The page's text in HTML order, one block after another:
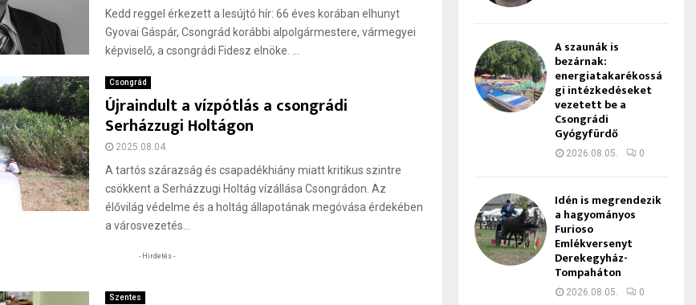
Kedd reggel érkezett a lesújtó hír: 66 éves korában elhunyt
Gyovai Gáspár, Csongrád korábbi alpolgármestere, vármegyei
képviselő, a csongrádi Fidesz elnöke. ...
Csongrád
Újraindult a vízpótlás a csongrádi
Serházzugi Holtágon
2025.08.04.
A tartós szárazság és csapadékhiány miatt kritikus szintre
csökkent a Serházzugi Holtág vízállása Csongrádon. Az
élővilág védelme és a holtág állapotának megóvása érdekében
a városvezetés...
- Hirdetés -
Szentes
A szaunák is
bezárnak:
energiatakarékossá
gi intézkedéseket
vezetett be a
Csongrádi
Gyógyfürdő
2026.08.05. 0
Idén is megrendezik
a hagyományos
Furioso
Emlékversenyt
Derekegyház-
Tompaháton
2026.08.05. 0